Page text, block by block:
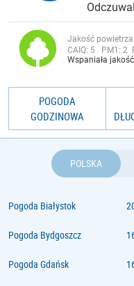
Jakość powietrza:
CAIQ: 5 PM1: 2
Wspaniała
POGODA
GODZINOWA
POLSKA
Pogoda Białystok
Pogoda Bydgoszcz
Pogoda Gdańsk